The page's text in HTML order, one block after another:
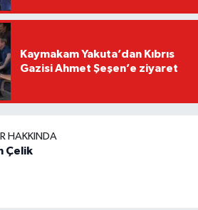
Kaymakam Yakuta’dan Kıbrıs
Gazisi Ahmet Şeşen’e ziyaret
HAKKINDA
Çelik